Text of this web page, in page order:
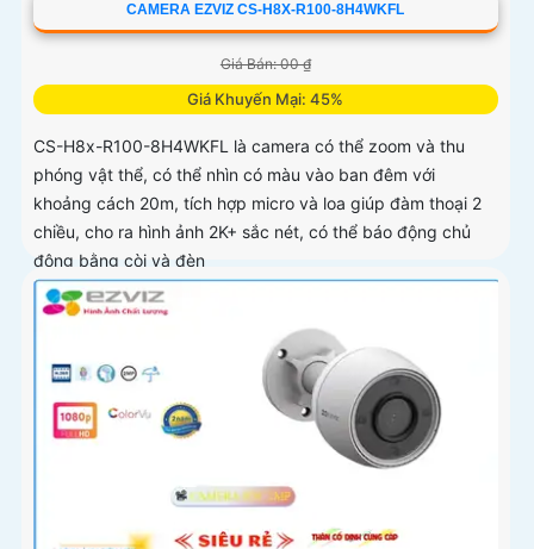
CAMERA EZVIZ CS-H8X-R100-8H4WKFL
Giá Bán: 00 ₫
Giá Khuyến Mại: 45%
CS-H8x-R100-8H4WKFL là camera có thể zoom và thu
phóng vật thể, có thể nhìn có màu vào ban đêm với
khoảng cách 20m, tích hợp micro và loa giúp đàm thoại 2
chiều, cho ra hình ảnh 2K+ sắc nét, có thể báo động chủ
động bằng còi và đèn